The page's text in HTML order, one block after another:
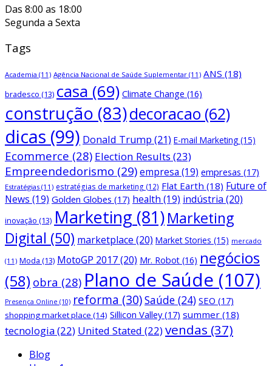
Das 8:00 as 18:00
Segunda a Sexta
Tags
Academia (11) Agência Nacional de Saúde Suplementar (11) ANS (18)
bradesco (13) casa (69) Climate Change (16)
construção (83)decoracao (62)
dicas (99) Donald Trump (21) E-mail Marketing (15)
Ecommerce (28) Election Results (23)
Empreendedorismo (29)empresa (19) empresas (17)
Estratégias (11) estratégias de marketing (12) Flat Earth (18) Future of
News (19) Golden Globes (17) health (19) indústria (20)
inovação (13) Marketing (81)Marketing
Digital (50) marketplace (20) Market Stories (15) mercado
(11) Moda (13) MotoGP 2017(20) Mr. Robot (16) negócios
(58) obra (28) Plano de Saúde (107)
Presença Online (10) reforma (30)Saúde (24) SEO (17)
shopping market place (14) Sillicon Valley(17) summer (18)
tecnologia(22) United Stated (22) vendas (37)
Blog